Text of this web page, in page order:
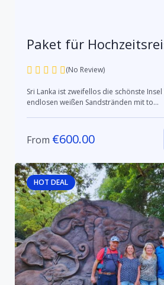
Paket für
(No Review)
Sri Lanka ist zweifellos die schönste
endlosen weißen Sandstränden mit to...
From €600.00
HOT DEAL